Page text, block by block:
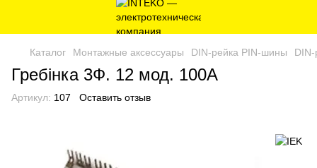
Каталог Монтажные аксессуары DIN-рейка PIN-шины
Гребінка 3Ф. 12 мод. 100А
Артикул: 107 Оставить отзыв